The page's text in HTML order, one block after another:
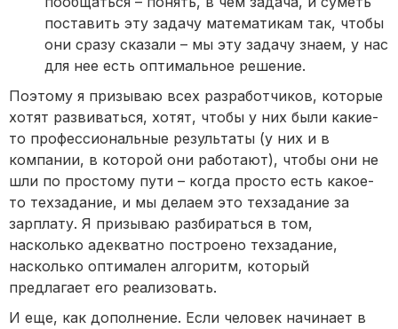
поставить эту задачу математикам так, чтобы
они сразу сказали – мы эту задачу знаем, у нас
для нее есть оптимальное решение.
Поэтому я призываю всех разработчиков, которые
хотят развиваться, хотят, чтобы у них были какие-
то профессиональные результаты (у них и в
компании, в которой они работают), чтобы они не
шли по простому пути – когда просто есть какое-
то техзадание, и мы делаем это техзадание за
зарплату. Я призываю разбираться в том,
насколько адекватно построено техзадание,
насколько оптимален алгоритм, который
предлагает его реализовать.
И еще, как дополнение. Если человек начинает в